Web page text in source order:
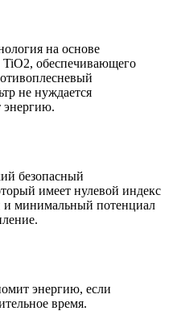
на основе
TiO2, обеспечивающего
не нуждается
энергию.
безопасный
имеет нулевой индекс
и минимальный потенциал
энергию, если
время.